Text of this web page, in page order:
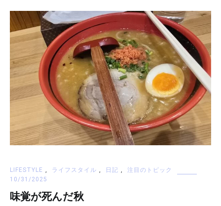
LIFESTYLE , ライフスタイル , 日記 ,
注目のトピック
10/31/2025
味覚が死んだ秋